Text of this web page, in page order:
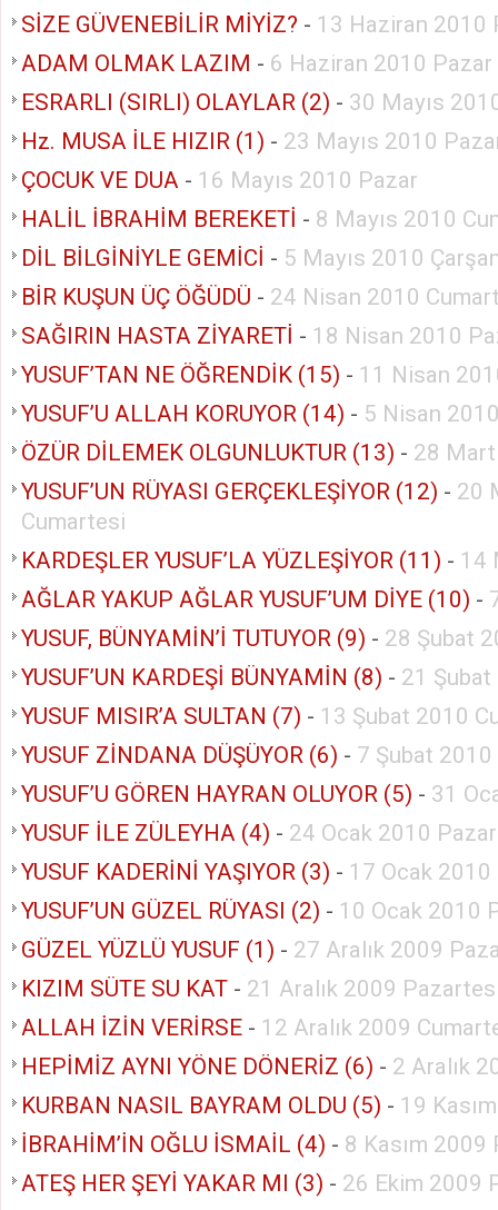
SİZE GÜVENEBİLİR MİYİZ? - 13 Haziran 2010
ADAM OLMAK LAZIM - 6 Haziran 2010 Pazar
ESRARLI (SIRLI) OLAYLAR (2) - 30 Mayıs
Hz. MUSA İLE HIZIR (1) - 23 Mayıs 2010
ÇOCUK VE DUA - 16 Mayıs 2010 Pazar
HALİL İBRAHİM BEREKETİ - 8 Mayıs 2010
DİL BİLGİNİYLE GEMİCİ - 5 Mayıs 2010
BİR KUŞUN ÜÇ ÖĞÜDÜ - 24 Nisan 2010
SAĞIRIN HASTA ZİYARETİ - 18 Nisan 2010
YUSUF’TAN NE ÖĞRENDİK (15) - 11 Nisan
YUSUF’U ALLAH KORUYOR (14) - 5 Nisan
ÖZÜR DİLEMEK OLGUNLUKTUR (13) - 28
YUSUF’UN RÜYASI GERÇEKLEŞİYOR (12) - 20
Cumartesi
KARDEŞLER YUSUF’LA YÜZLEŞİYOR (11) - 14
AĞLAR YAKUP AĞLAR YUSUF’UM DİYE (10) -
YUSUF, BÜNYAMİN’İ TUTUYOR (9) - 28 Şubat
YUSUF’UN KARDEŞİ BÜNYAMİN (8) - 21
YUSUF MISIR’A SULTAN (7) - 13 Şubat 2010
YUSUF ZİNDANA DÜŞÜYOR (6) - 7 Şubat
YUSUF’U GÖREN HAYRAN OLUYOR (5) - 31
YUSUF İLE ZÜLEYHA (4) - 24 Ocak 2010 Pazar
YUSUF KADERİNİ YAŞIYOR (3) - 17 Ocak 2010
YUSUF’UN GÜZEL RÜYASI (2) - 10 Ocak 2010
GÜZEL YÜZLÜ YUSUF (1) - 27 Aralık 2009
KIZIM SÜTE SU KAT - 21 Aralık 2009
ALLAH İZİN VERİRSE - 12 Aralık 2009
HEPİMİZ AYNI YÖNE DÖNERİZ (6) - 2 Aralık
KURBAN NASIL BAYRAM OLDU (5) - 19
İBRAHİM’İN OĞLU İSMAİL (4) - 8 Kasım 2009
ATEŞ HER ŞEYİ YAKAR MI (3) - 26 Ekim 2009